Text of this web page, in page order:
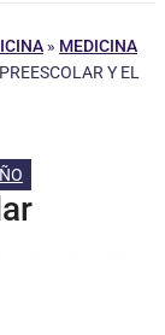
» MEDICINA
Y EL